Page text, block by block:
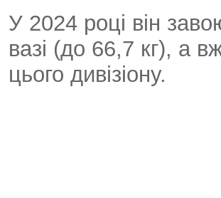
У 2024 році він
вазі (до 66,7 кг), а
цього дивізіону.